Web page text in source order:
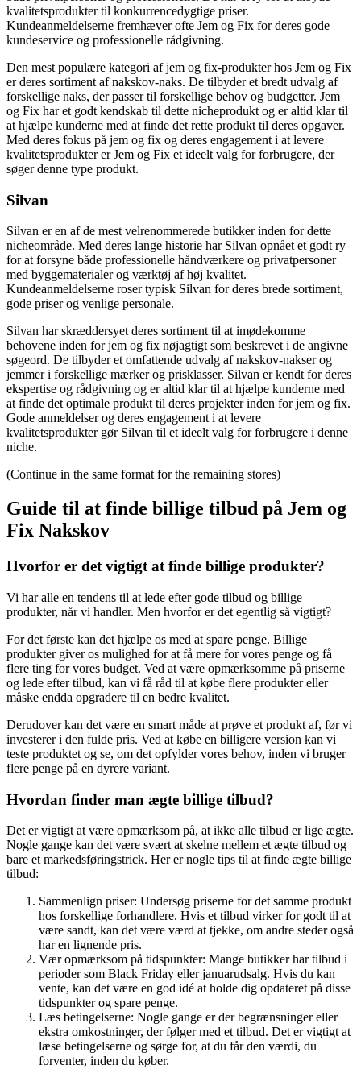
kvalitetsprodukter til konkurrencedygtige priser.
Kundeanmeldelserne fremhæver ofte Jem og Fix for deres gode
kundeservice og professionelle rådgivning.
Den mest populære kategori af jem og fix-produkter hos Jem og Fix
er deres sortiment af nakskov-naks. De tilbyder et bredt udvalg af
forskellige naks, der passer til forskellige behov og budgetter. Jem
og Fix har et godt kendskab til dette nicheprodukt og er altid klar til
at hjælpe kunderne med at finde det rette produkt til deres opgaver.
Med deres fokus på jem og fix og deres engagement i at levere
kvalitetsprodukter er Jem og Fix et ideelt valg for forbrugere, der
søger denne type produkt.
Silvan
Silvan er en af de mest velrenommerede butikker inden for dette
nicheområde. Med deres lange historie har Silvan opnået et godt ry
for at forsyne både professionelle håndværkere og privatpersoner
med byggematerialer og værktøj af høj kvalitet.
Kundeanmeldelserne roser typisk Silvan for deres brede sortiment,
gode priser og venlige personale.
Silvan har skræddersyet deres sortiment til at imødekomme
behovene inden for jem og fix nøjagtigt som beskrevet i de angivne
søgeord. De tilbyder et omfattende udvalg af nakskov-nakser og
jemmer i forskellige mærker og prisklasser. Silvan er kendt for deres
ekspertise og rådgivning og er altid klar til at hjælpe kunderne med
at finde det optimale produkt til deres projekter inden for jem og fix.
Gode anmeldelser og deres engagement i at levere
kvalitetsprodukter gør Silvan til et ideelt valg for forbrugere i denne
niche.
(Continue in the same format for the remaining stores)
Guide til at finde billige tilbud på Jem og
Fix Nakskov
Hvorfor er det vigtigt at finde billige produkter?
Vi har alle en tendens til at lede efter gode tilbud og billige
produkter, når vi handler. Men hvorfor er det egentlig så vigtigt?
For det første kan det hjælpe os med at spare penge. Billige
produkter giver os mulighed for at få mere for vores penge og få
flere ting for vores budget. Ved at være opmærksomme på priserne
og lede efter tilbud, kan vi få råd til at købe flere produkter eller
måske endda opgradere til en bedre kvalitet.
Derudover kan det være en smart måde at prøve et produkt af, før vi
investerer i den fulde pris. Ved at købe en billigere version kan vi
teste produktet og se, om det opfylder vores behov, inden vi bruger
flere penge på en dyrere variant.
Hvordan finder man ægte billige tilbud?
Det er vigtigt at være opmærksom på, at ikke alle tilbud er lige ægte.
Nogle gange kan det være svært at skelne mellem et ægte tilbud og
bare et markedsføringstrick. Her er nogle tips til at finde ægte billige
tilbud:
Sammenlign priser: Undersøg priserne for det samme produkt
hos forskellige forhandlere. Hvis et tilbud virker for godt til at
være sandt, kan det være værd at tjekke, om andre steder også
har en lignende pris.
Vær opmærksom på tidspunkter: Mange butikker har tilbud i
perioder som Black Friday eller januarudsalg. Hvis du kan
vente, kan det være en god idé at holde dig opdateret på disse
tidspunkter og spare penge.
Læs betingelserne: Nogle gange er der begrænsninger eller
ekstra omkostninger, der følger med et tilbud. Det er vigtigt at
læse betingelserne og sørge for, at du får den værdi, du
forventer, inden du køber.